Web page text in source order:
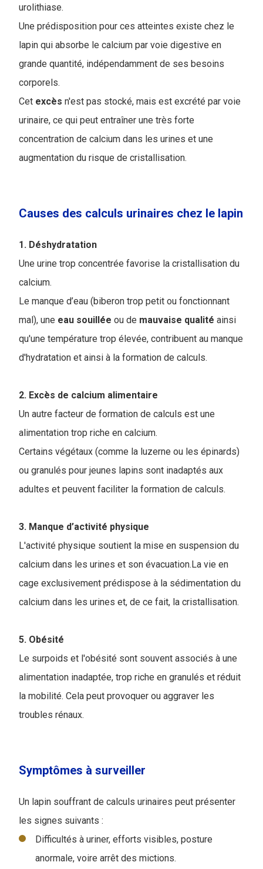
urolithiase.
Une prédisposition pour ces atteintes existe chez le
lapin qui absorbe le calcium par voie digestive en
grande quantité, indépendamment de ses besoins
corporels.
Cet excès n'est pas stocké, mais est excrété par voie
urinaire, ce qui peut entraîner une très forte
concentration de calcium dans les urines et une
augmentation du risque de cristallisation.
Causes des calculs urinaires chez le lapin
1. Déshydratation
Une urine trop concentrée favorise la cristallisation du
calcium.
Le manque d’eau (biberon trop petit ou fonctionnant
mal), une eau souillée ou de mauvaise qualité ainsi
qu'une température trop élevée, contribuent au manque
d'hydratation et ainsi à la formation de calculs.
2. Excès de calcium alimentaire
Un autre facteur de formation de calculs est une
alimentation trop riche en calcium.
Certains végétaux (comme la luzerne ou les épinards)
ou granulés pour jeunes lapins sont inadaptés aux
adultes et peuvent faciliter la formation de calculs.
3. Manque d’activité physique
L'activité physique soutient la mise en suspension du
calcium dans les urines et son évacuation.La vie en
cage exclusivement prédispose à la sédimentation du
calcium dans les urines et, de ce fait, la cristallisation.
5. Obésité
Le surpoids et l'obésité sont souvent associés à une
alimentation inadaptée, trop riche en granulés et réduit
la mobilité. Cela peut provoquer ou aggraver les
troubles rénaux.
Symptômes à surveiller
Un lapin souffrant de calculs urinaires peut présenter
les signes suivants :
Difficultés à uriner, efforts visibles, posture
anormale, voire arrêt des mictions.